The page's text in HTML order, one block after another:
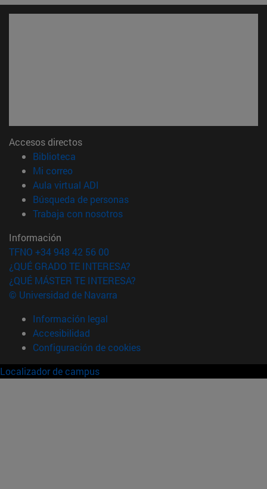
Accesos directos
Biblioteca
Mi correo(abre en nueva ventana)
Aula virtual ADI
Búsqueda de personas(abre en nueva ventana)
Trabaja con nosotros(abre en nueva ventana)
Información
TFNO +34 948 42 56 00
¿QUÉ GRADO TE INTERESA?
¿QUÉ MÁSTER TE INTERESA?
© Universidad de Navarra
Información legal
Accesibilidad
Configuración de cookies
Localizador de campus